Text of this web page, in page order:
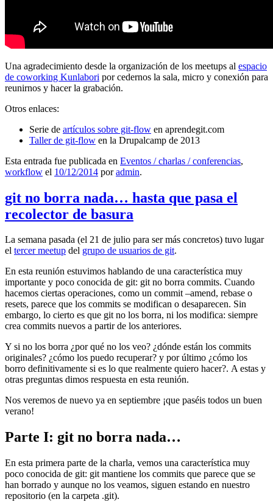
Una agradecimiento desde la organización de los meetups al espacio
de coworking Kunlabori por cedernos la sala, micro y conexión para
reunirnos y hacer la grabación.
Otros enlaces:
Serie de artículos sobre git-flow en aprendegit.com
Taller de git-flow en la Drupalcamp de 2013
Esta entrada fue publicada en Eventos / charlas / conferencias,
workflow el 10/12/2014 poradmin.
git no borra nada… hasta que pasa el
recolector de basura
La semana pasada (el 21 de julio para ser más concretos) tuvo lugar
el tercer meetup del grupo de usuarios de git.
En esta reunión estuvimos hablando de una característica muy
importante y poco conocida de git: git no borra commits. Cuando
hacemos ciertas operaciones, como un commit –amend, rebase o
resets, parece que los commits se modifican o desaparecen. Sin
embargo, lo cierto es que git no los borra, ni los modifica: siempre
crea commits nuevos a partir de los anteriores.
Y si no los borra ¿por qué no los veo? ¿dónde están los commits
originales? ¿cómo los puedo recuperar? y por último ¿cómo los
borro definitivamente si es lo que realmente quiero hacer?. A estas y
otras preguntas dimos respuesta en esta reunión.
Nos veremos de nuevo ya en septiembre ¡que paséis todos un buen
verano!
Parte I: git no borra nada…
En esta primera parte de la charla, vemos una característica muy
poco conocida de git: git mantiene los commits que parece que se
han borrado y aunque no los veamos, siguen estando en nuestro
repositorio (en la carpeta .git).